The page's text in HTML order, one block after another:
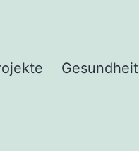
Gesundheit